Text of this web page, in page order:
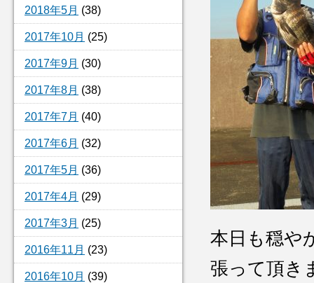
2018年5月 (38)
2017年10月 (25)
2017年9月 (30)
2017年8月 (38)
2017年7月 (40)
2017年6月 (32)
2017年5月 (36)
2017年4月 (29)
2017年3月 (25)
2016年11月 (23)
2016年10月 (39)
本日も穏や
張って頂き